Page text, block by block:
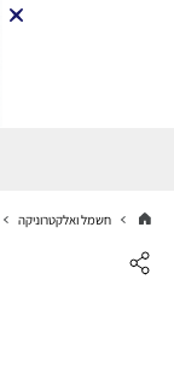
חשמל ואלקטרוניקה